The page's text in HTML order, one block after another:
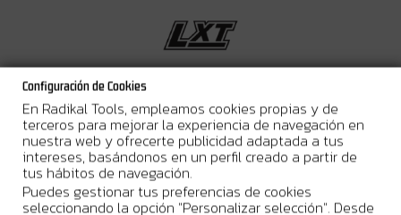
Características técnicas
Plataforma:
18 V LXT
Química de la batería:
Li-ion
Velocidad sin carga:
11.000 RPM
Configuración de Cookies
En Radikal Tools, empleamos cookies propias y de
terceros para mejorar la experiencia de navegación en
nuestra web y ofrecerte publicidad adaptada a tus
intereses, basándonos en un perfil creado a partir de
tus hábitos de navegación.
Puedes gestionar tus preferencias de cookies
seleccionando la opción "Personalizar selección". Desde